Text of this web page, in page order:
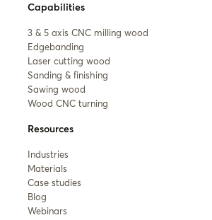
Capabilities
3 & 5 axis CNC milling wood
Edgebanding
Laser cutting wood
Sanding & finishing
Sawing wood
Wood CNC turning
Resources
Industries
Materials
Case studies
Blog
Webinars